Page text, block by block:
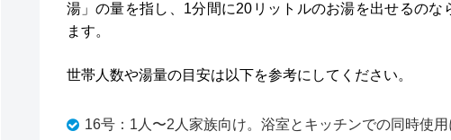
湯」の量を指し、1分間に20リットルのお湯を出せるの
ます。
世帯人数や湯量の目安は以下を参考にしてください。
16号：1人〜2人家族向け。浴室とキッチンでの同時使用